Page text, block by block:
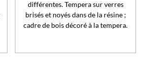
différentes. Tempera sur verres
brisés et noyés dans de la résine ;
cadre de bois décoré à la tempera.